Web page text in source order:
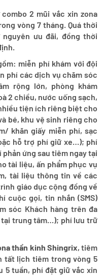
2 mũi vắc xin zona
vòng 7 tháng. Quá thời
ưu đãi, đồng thời
miễn phí khám với đội
phí các dịch vụ chăm sóc
rộng lớn, phòng khám
2 chiều, nước uống sạch,
tiện ích riêng biệt cho
bé, khu vệ sinh riêng cho
khăn giấy miễn phí, sạc
hỗ trợ phí giữ xe…); phí
ứng sau tiêm ngay tại
tài liệu, ấn phẩm phục vụ
tài liệu thông tin về các
giáo dục cộng đồng về
cuộc gọi, tin nhắn (SMS)
sóc Khách hàng trên đa
tại trung tâm…); phí lưu trữ
thần kinh Shingrix, tiêm
tất lịch tiêm trong vòng 5
5 tuần, phí đặt giữ vắc xin